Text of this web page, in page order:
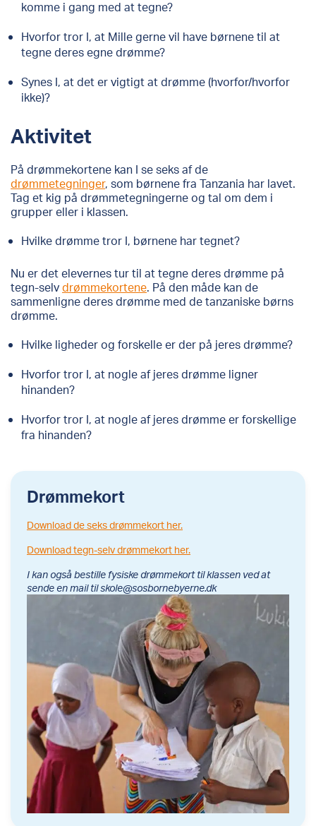
komme i gang med at tegne?
Hvorfor tror I, at Mille gerne vil have børnene til at
tegne deres egne drømme?
Synes I, at det er vigtigt at drømme (hvorfor/hvorfor
ikke)?
Aktivitet
På drømmekortene kan I se seks af de
drømmetegninger, som børnene fra Tanzania har lavet.
Tag et kig på drømmetegningerne og tal om dem i
grupper eller i klassen.
Hvilke drømme tror I, børnene har tegnet?
Nu er det elevernes tur til at tegne deres drømme på
tegn-selvdrømmekortene. På den måde kan de
sammenligne deres drømme med de tanzaniske børns
drømme.
Hvilke ligheder og forskelle er der på jeres drømme?
Hvorfor tror I, at nogle af jeres drømme ligner
hinanden?
Hvorfor tror I, at nogle af jeres drømme er forskellige
fra hinanden?
Drømmekort
Download de seks drømmekort her.
Download tegn-selv drømmekort her.
I kan også bestille fysiske drømmekort til klassen ved at
sende en mail til skole@sosbornebyerne.dk